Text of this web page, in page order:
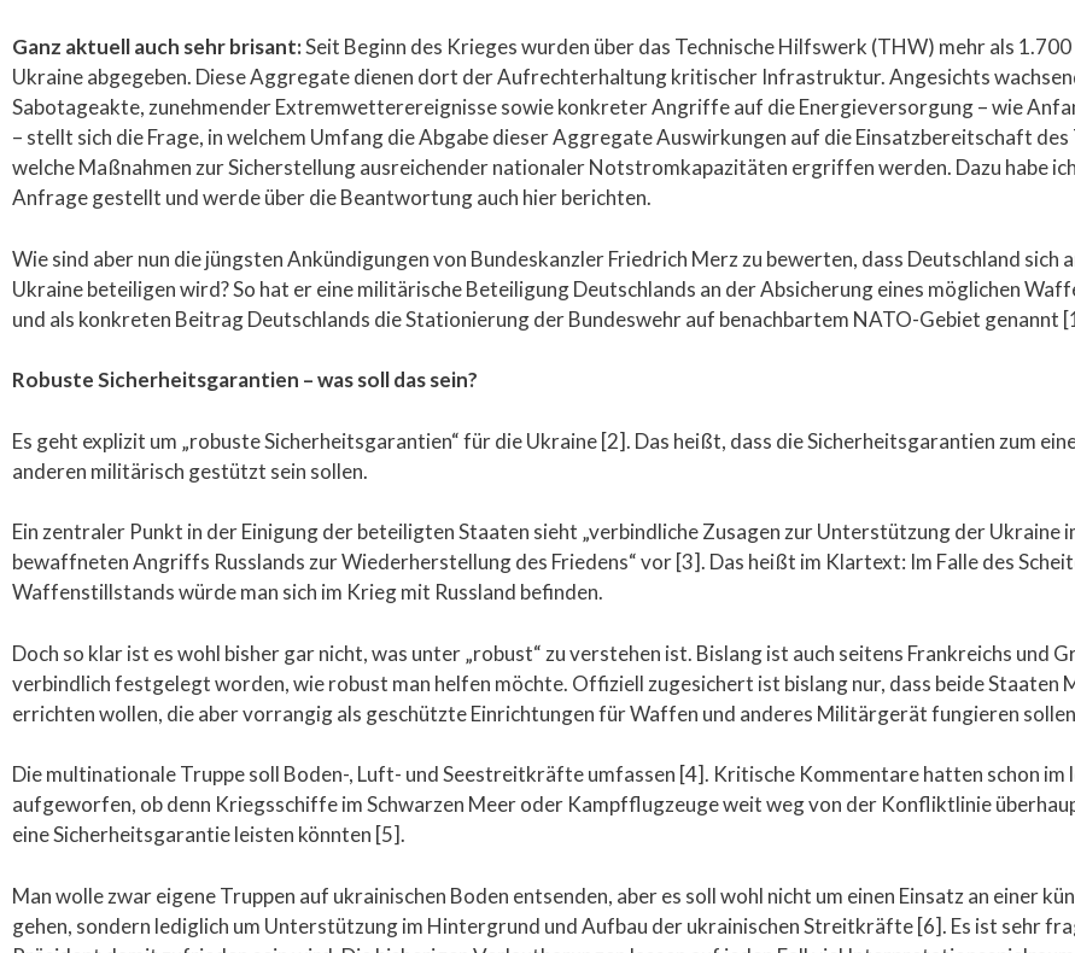
Ganz aktuell auch sehr brisant:Seit Beginn des Krieges wurden über das Technische Hilfswerk (THW) mehr als
Ukraine abgegeben. Diese Aggregate dienen dort der Aufrechterhaltung kritischer Infrastruktur. Angesichts
Sabotageakte, zunehmender Extremwetterereignisse sowie konkreter Angriffe auf die Energieversorgung – wie
– stellt sich die Frage, in welchem Umfang die Abgabe dieser Aggregate Auswirkungen auf die Einsatzbereitschaft
welche Maßnahmen zur Sicherstellung ausreichender nationaler Notstromkapazitäten ergriffen werden. Dazu habe
Anfrage gestellt und werde über die Beantwortung auch hier berichten.
Wie sind aber nun die jüngsten Ankündigungen von Bundeskanzler Friedrich Merz zu bewerten, dass Deutschland sich
Ukraine beteiligen wird? So hat er eine militärische Beteiligung Deutschlands an der Absicherung eines möglichen
und als konkreten Beitrag Deutschlands die Stationierung der Bundeswehr auf benachbartem NATO-Gebiet genannt
Robuste Sicherheitsgarantien – was soll das sein?
Es geht explizit um „robuste Sicherheitsgarantien“ für die Ukraine [2]. Das heißt, dass die Sicherheitsgarantien zum
anderen militärisch gestützt sein sollen.
Ein zentraler Punkt in der Einigung der beteiligten Staaten sieht „verbindliche Zusagen zur Unterstützung der Ukraine
bewaffneten Angriffs Russlands zur Wiederherstellung des Friedens“ vor [3]. Das heißt im Klartext: Im Falle des
Waffenstillstands würde man sich im Krieg mit Russland befinden.
Doch so klar ist es wohl bisher gar nicht, was unter „robust“ zu verstehen ist. Bislang ist auch seitens Frankreichs und
verbindlich festgelegt worden, wie robust man helfen möchte. Offiziell zugesichert ist bislang nur, dass beide
errichten wollen, die aber vorrangig als geschützte Einrichtungen für Waffen und anderes Militärgerät fungieren
Die multinationale Truppe soll Boden-, Luft- und Seestreitkräfte umfassen [4]. Kritische Kommentare hatten schon im
aufgeworfen, ob denn Kriegsschiffe im Schwarzen Meer oder Kampfflugzeuge weit weg von der Konfliktlinie
eine Sicherheitsgarantie leisten könnten [5].
Man wolle zwar eigene Truppen auf ukrainischen Boden entsenden, aber es soll wohl nicht um einen Einsatz an einer
gehen, sondern lediglich um Unterstützung im Hintergrund und Aufbau der ukrainischen Streitkräfte [6]. Es ist sehr